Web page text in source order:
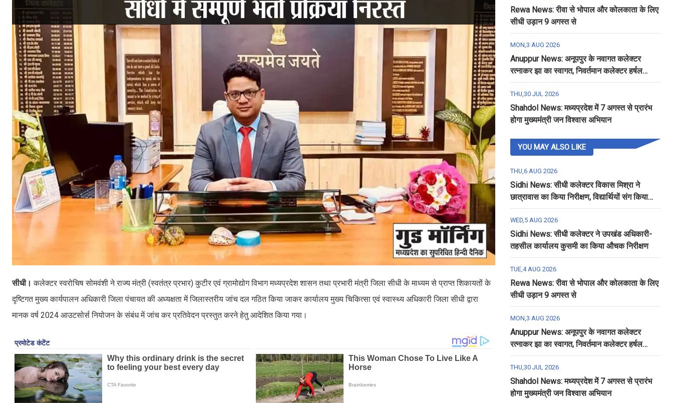
सीधी।कलेक्टर स्वरोचिष सोमवंशी ने राज्य मंत्री (स्वतंत्र प्रभार) कुटीर एवं ग्रामोद्योग विभाग मध्यप्रदेश शासन तथा प्रभारी मंत्री जिला सीधी के माध्यम से प्राप्त शिकायतों के
दृष्टिगत मुख्य कार्यपालन अधिकारी जिला पंचायत की अध्यक्षता में जिलास्तरीय जांच दल गठित किया जाकर कार्यालय मुख्य चिकित्सा एवं स्वास्थ्य अधिकारी जिला सीधी द्वारा
मानक वर्ष 2024 आउटसोर्स नियोजन के संबंध में जांच कर प्रतिवेदन प्रस्तुत करने हेतु आदेशित किया गया।
Rewa News: रीवा से भोपाल और कोलकाता के लिए
सीधी उड़ान 9 अगस्त से
MON,3 AUG 2026
Anuppur News: अनूपपुर के नवागत कलेक्टर
रत्नाकर झा का स्वागत, निवर्तमान कलेक्टर हर्षल
पंचोली को दी गई विदाई
THU,30 JUL 2026
Shahdol News: मध्यप्रदेश में 7 अगस्त से प्रारंभ
होगा मुख्यमंत्री जन विश्वास अभियान
YOU MAY ALSO LIKE
THU,6 AUG 2026
Sidhi News: सीधी कलेक्टर विकास मिश्रा ने
छात्रावास का किया निरीक्षण, विद्यार्थियों संग किया
रात्रि भोजन
WED,5 AUG 2026
Sidhi News: सीधी कलेक्टर ने उपखंड अधिकारी-
तहसील कार्यालय कुसमी का किया औचक निरीक्षण
TUE,4 AUG 2026
Rewa News: रीवा से भोपाल और कोलकाता के लिए
सीधी उड़ान 9 अगस्त से
MON,3 AUG 2026
Anuppur News: अनूपपुर के नवागत कलेक्टर
रत्नाकर झा का स्वागत, निवर्तमान कलेक्टर हर्षल
पंचोली को दी गई विदाई
THU,30 JUL 2026
Shahdol News: मध्यप्रदेश में 7 अगस्त से प्रारंभ
होगा मुख्यमंत्री जन विश्वास अभियान